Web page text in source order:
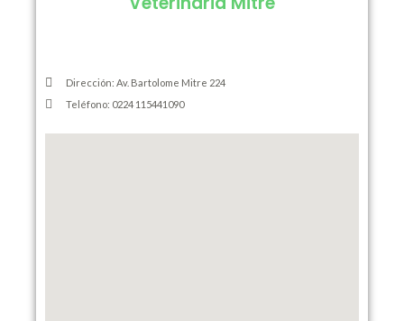
Dirección: Av. Bartolome Mitre 224
Teléfono: 0224 115441090